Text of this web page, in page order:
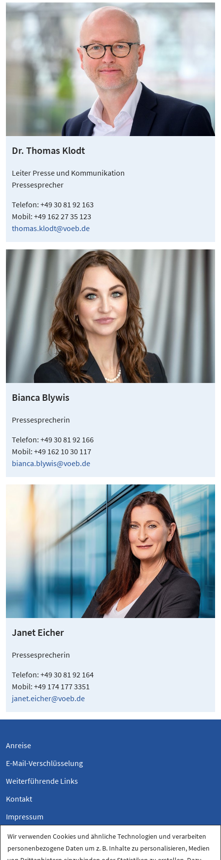
Dr. Thomas Klodt
Leiter Presse und Kommunikation
Pressesprecher
Telefon: +49 30 81 92 163
Mobil: +49 162 27 35 123
thomas.klodt@voeb.de
Bianca Blywis
Pressesprecherin
Telefon: +49 30 81 92 166
Mobil: +49 162 10 30 117
bianca.blywis@voeb.de
Janet Eicher
Pressesprecherin
Telefon: +49 30 81 92 164
Mobil: +49 174 177 3351
janet.eicher@voeb.de
Anreise
E-Mail-Verschlüsselung
Weiterführende Links
Kontakt
Impressum
Datenschutzerklärung
Datenschutz-Einstellungen
Wir verwenden Cookies und ähnliche Technologien und verarbeiten
personenbezogene Daten um z. B. Inhalte zu personalisieren, Medien